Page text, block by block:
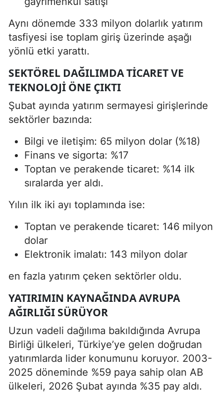
Aynı dönemde 333 milyon dolarlık yatırım
tasfiyesi ise toplam giriş üzerinde aşağı
yönlü etki yarattı.
SEKTÖREL DAĞILIMDA TICARET VE
TEKNOLOJI ÖNE ÇIKTI
Şubat ayında yatırım sermayesi girişlerinde
sektörler bazında:
Bilgi ve iletişim: 65 milyon dolar (%18)
Finans ve sigorta: %17
Toptan ve perakende ticaret: %14 ilk
sıralarda yer aldı.
Yılın ilk iki ayı toplamında ise:
Toptan ve perakende ticaret: 146 milyon
dolar
Elektronik imalatı: 143 milyon dolar
en fazla yatırım çeken sektörler oldu.
YATIRIMIN KAYNAĞINDA AVRUPA
AĞIRLIĞI SÜRÜYOR
Uzun vadeli dağılıma bakıldığında Avrupa
Birliği ülkeleri, Türkiye’ye gelen doğrudan
yatırımlarda lider konumunu koruyor. 2003-
2025 döneminde %59 paya sahip olan AB
ülkeleri, 2026 Şubat ayında %35 pay aldı.